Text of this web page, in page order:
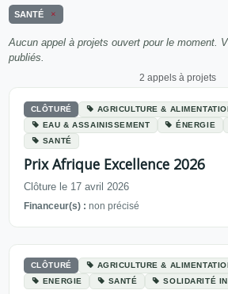
SANTÉ
Aucun appel à projets ouvert pour le moment.
publiés.
2 appels à projets
CLÔTURÉ
AGRICULTURE &
EAU & ASSAINISSEMENT
ÉNERGIE
SANTÉ
Prix Afrique Excellence 2026
Clôture le 17 avril 2026
Financeur(s) : non précisé
CLÔTURÉ AGRICULTURE &
ENERGIE
SANTÉ SOLIDARITÉ